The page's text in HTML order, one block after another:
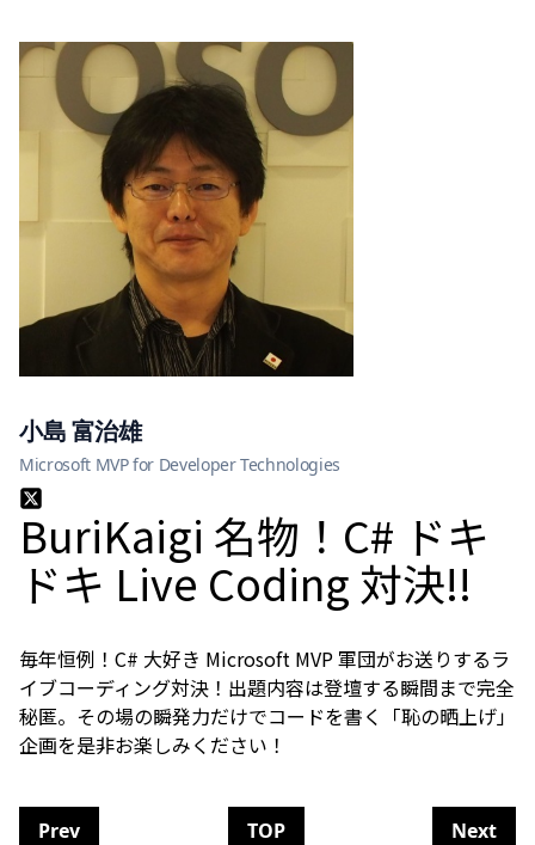
小島 富治雄
Microsoft MVP for Developer Technologies
BuriKaigi 名物！C# ドキ
ドキ Live Coding 対決!!
毎年恒例！C# 大好き Microsoft MVP 軍団がお送りするラ
イブコーディング対決！出題内容は登壇する瞬間まで完全
秘匿。その場の瞬発力だけでコードを書く「恥の晒上げ」
企画を是非お楽しみください！
Prev TOP Next